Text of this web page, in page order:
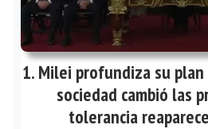
Milei profundiza su plan
sociedad cambió las
tolerancia